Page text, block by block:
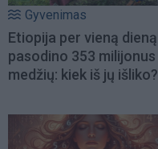
Gyvenimas
Etiopija per vieną dieną
pasodino 353 milijonus
medžių: kiek iš jų išliko?